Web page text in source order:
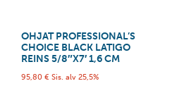
OHJAT PROFESSIONAL’S
CHOICE BLACK LATIGO
REINS 5/8″X7′ 1,6 CM
95,80 € Sis. alv 25,5%